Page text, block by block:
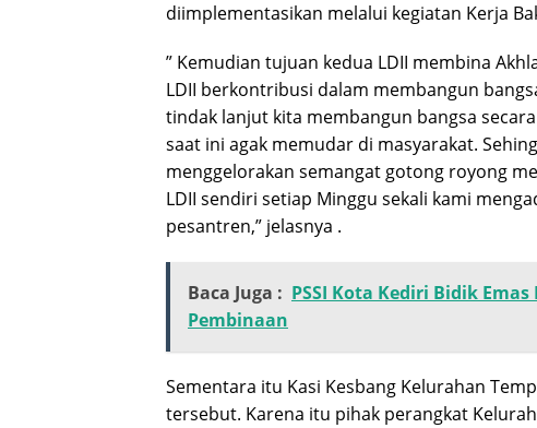
diimplementasikan melalui kegiatan Kerja
” Kemudian tujuan kedua LDII membina
LDII berkontribusi dalam membangun
tindak lanjut kita membangun bangsa
saat ini agak memudar di masyarakat.
menggelorakan semangat gotong royong
LDII sendiri setiap Minggu sekali kami
pesantren,” jelasnya .
Baca Juga : PSSI Kota Kediri Bidik
Pembinaan
Sementara itu Kasi Kesbang Kelurahan
tersebut. Karena itu pihak perangkat